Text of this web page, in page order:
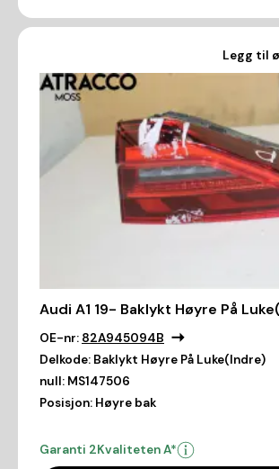
Legg til
Audi A1 19- Baklykt Høyre På
OE-nr: 82A945094B
Delkode: Baklykt Høyre På Luke(Indre)
null: MS147506
Posisjon: Høyre bak
Garanti 2Kvaliteten A*